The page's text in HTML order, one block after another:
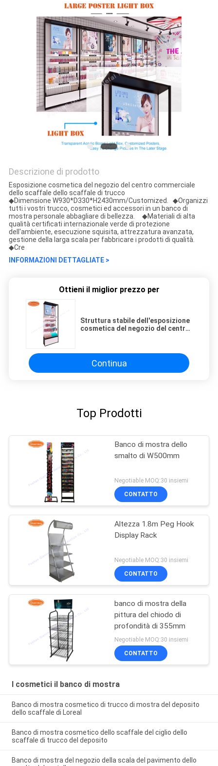
Descrizione di prodotto
Esposizione cosmetica del negozio del centro commerciale
dello scaffale dello scaffale di trucco
◆Dimensione W930*D330*H2430mm/Customized. ◆Organizzi
tutti i vostri trucco, cosmetici ed accessori in un banco di
mostra personale abbagliare di bellezza. ◆Materiali di alta
qualità certificati internazionale verde di protezione
dell'ambiente, esecuzione squisita, attrezzatura avanzata,
gestione della larga scala per fabbricare i prodotti di qualità.
◆Cre
INFORMAZIONI DETTAGLIATE >
Ottieni il miglior prezzo per
Struttura stabile dell'esposizione
cosmetica del negozio del centro
Continua
Top Prodotti
Banco di mostra dello
smalto di W500mm
Negotiable MOQ:30 insiemi
CONTATTO
Altezza 1.8m Peg Hook
Display Rack
Negotiable MOQ:30 insiemi
CONTATTO
banco di mostra della
pittura del chiodo di
profondità di 355mm
Negotiable MOQ:30 insiemi
CONTATTO
I cosmetici il banco di mostra
Banco di mostra cosmetico di trucco di mostra del deposito
dello scaffale di Loreal
Banco di mostra cosmetico dello scaffale del ciglio dello
scaffale di trucco del deposito
Banco di mostra del negozio della scala del pavimento dello